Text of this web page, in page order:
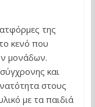
της
κενό που
μονάδων.
και
στους
με τα παιδιά